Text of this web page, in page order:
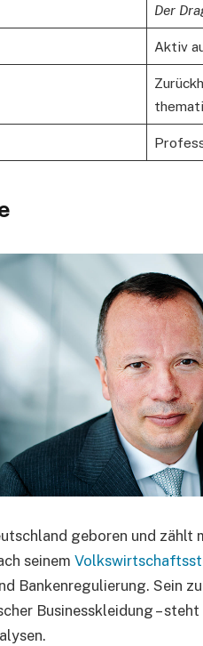
Der
Aktiv
geboren und zählt
seinem
Bankenregulierung. Sein
Businesskleidung –